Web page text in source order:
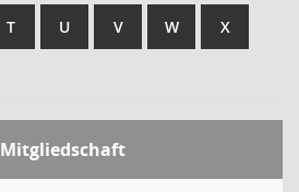
T U V W X
Mitgliedschaft